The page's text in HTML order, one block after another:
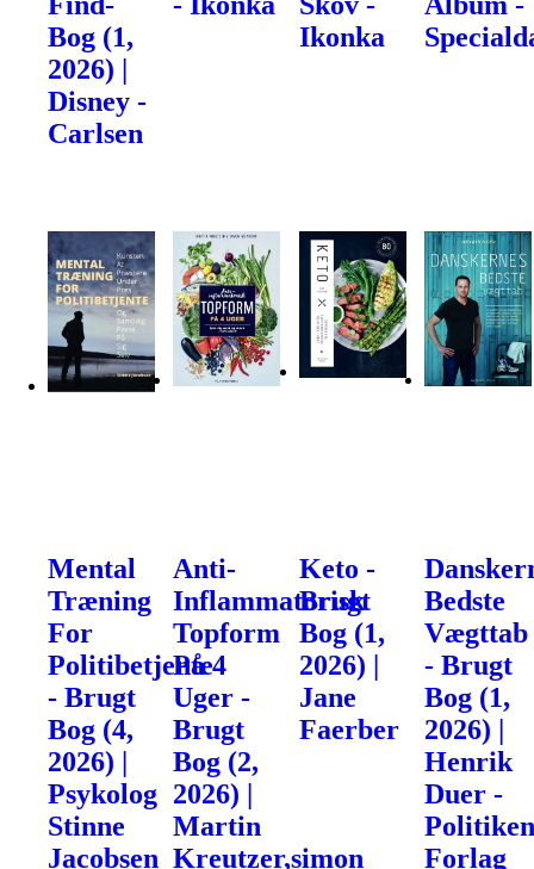
Bog (1,
2026) |
Disney -
Carlsen
Ikonka
Mental
Træning
For
Politibetjente
- Brugt
Bog (4,
2026) |
Psykolog
Stinne
Jacobsen
Anti-
Inflammatorisk
Topform
På 4
Uger -
Brugt
Bog (2,
2026) |
Martin
Kreutzer,simon
Keto -
Brugt
Bog (1,
2026) |
Jane
Faerber
Bedste
Vægttab
- Brugt
Bog (1,
2026) |
Henrik
Duer -
Forlag